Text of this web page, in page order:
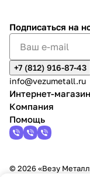
Подписаться на
+7 (812) 916-87-43
info@vezumetall.ru
Интернет-магазин
Компания
Помощь
© 2026 «Везу